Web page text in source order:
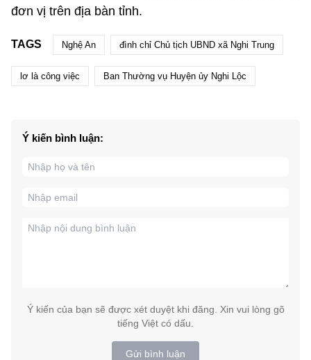
đơn vị trên địa bàn tỉnh.
TAGS Nghệ An đình chỉ Chủ tịch UBND xã Nghi Trung
lơ là công việc Ban Thường vụ Huyện ủy Nghi Lộc
Ý kiến bình luận:
Ý kiến của bạn sẽ được xét duyệt khi đăng. Xin vui lòng gõ
tiếng Việt có dấu.
Gửi bình luận